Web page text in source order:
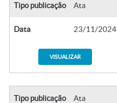
Tipo publicação Ata
Data 23/11/2024
VISUALIZAR
Tipo publicação Ata